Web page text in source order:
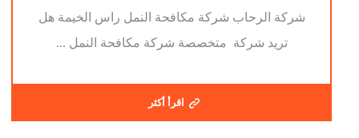
شركة الرحاب شركة مكافحة النمل راس الخيمة هل
تريد شركة متخصصة شركة مكافحة النمل ...
اقرأ أكثر